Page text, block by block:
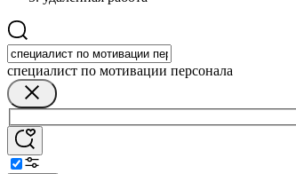
специалист по мотивации персонала